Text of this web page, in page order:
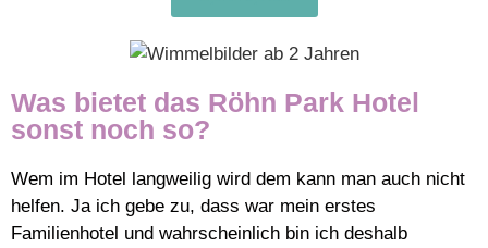
Was bietet das Röhn Park Hotel
sonst noch so?
Wem im Hotel langweilig wird dem kann man auch nicht
helfen. Ja ich gebe zu, dass war mein erstes
Familienhotel und wahrscheinlich bin ich deshalb